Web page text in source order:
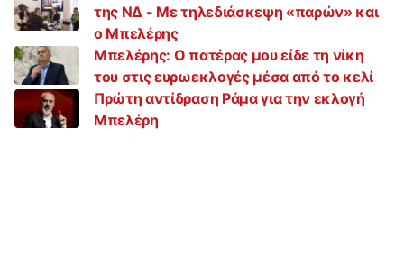
της ΝΔ - Με τηλεδιάσκεψη «παρών» και
ο Μπελέρης
Μπελέρης: Ο πατέρας μου είδε τη νίκη
του στις ευρωεκλογές μέσα από το κελί
Πρώτη αντίδραση Ράμα για την εκλογή
Μπελέρη